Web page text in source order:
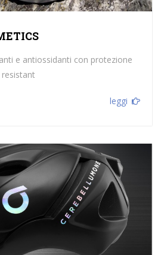
e antiossidanti con protezione
leggi